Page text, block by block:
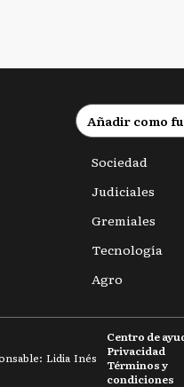
Añadir como
Sociedad
Judiciales
Gremiales
Tecnología
Agro
Lidia Inés
Términos y
condiciones
Privacidad
Centro de